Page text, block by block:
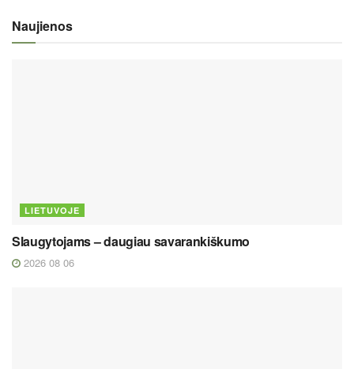
Naujienos
LIETUVOJE
Slaugytojams – daugiau savarankiškumo
2026 08 06